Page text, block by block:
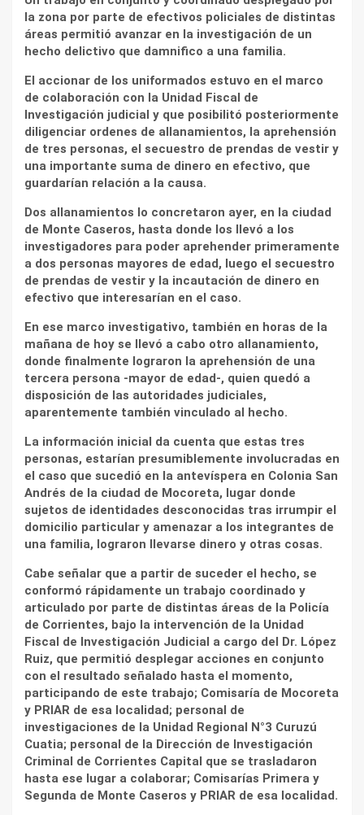
la zona por parte de efectivos policiales de distintas
áreas permitió avanzar en la investigación de un
hecho delictivo que damnifico a una familia.
El accionar de los uniformados estuvo en el marco
de colaboración con la Unidad Fiscal de
Investigación judicial y que posibilitó posteriormente
diligenciar ordenes de allanamientos, la aprehensión
de tres personas, el secuestro de prendas de vestir y
una importante suma de dinero en efectivo, que
guardarían relación a la causa.
Dos allanamientos lo concretaron ayer, en la ciudad
de Monte Caseros, hasta donde los llevó a los
investigadores para poder aprehender primeramente
a dos personas mayores de edad, luego el secuestro
de prendas de vestir y la incautación de dinero en
efectivo que interesarían en el caso.
En ese marco investigativo, también en horas de la
mañana de hoy se llevó a cabo otro allanamiento,
donde finalmente lograron la aprehensión de una
tercera persona -mayor de edad-, quien quedó a
disposición de las autoridades judiciales,
aparentemente también vinculado al hecho.
La información inicial da cuenta que estas tres
personas, estarían presumiblemente involucradas en
el caso que sucedió en la antevíspera en Colonia San
Andrés de la ciudad de Mocoreta, lugar donde
sujetos de identidades desconocidas tras irrumpir el
domicilio particular y amenazar a los integrantes de
una familia, lograron llevarse dinero y otras cosas.
Cabe señalar que a partir de suceder el hecho, se
conformó rápidamente un trabajo coordinado y
articulado por parte de distintas áreas de la Policía
de Corrientes, bajo la intervención de la Unidad
Fiscal de Investigación Judicial a cargo del Dr. López
Ruiz, que permitió desplegar acciones en conjunto
con el resultado señalado hasta el momento,
participando de este trabajo; Comisaría de Mocoreta
y PRIAR de esa localidad; personal de
investigaciones de la Unidad Regional N°3 Curuzú
Cuatia; personal de la Dirección de Investigación
Criminal de Corrientes Capital que se trasladaron
hasta ese lugar a colaborar; Comisarías Primera y
Segunda de Monte Caseros y PRIAR de esa localidad.